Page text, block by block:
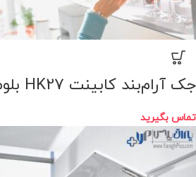
جک آرام‌بند کابینت HK27 بلوم
تماس بگیرید